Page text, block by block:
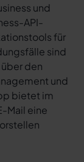
und
API-
für
sind
den
und
bietet im
Mail eine